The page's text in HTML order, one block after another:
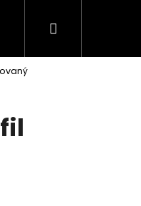
PřihlášeníNákupní